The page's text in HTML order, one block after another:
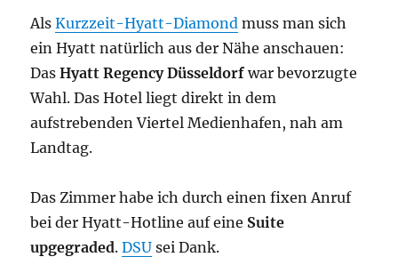
AlsKurzzeit-Hyatt-Diamond muss man sich
ein Hyatt natürlich aus der Nähe anschauen:
DasHyatt Regency Düsseldorf war bevorzugte
Wahl. Das Hotel liegt direkt in dem
aufstrebenden Viertel Medienhafen, nah am
Landtag.
Das Zimmer habe ich durch einen fixen Anruf
bei der Hyatt-Hotline auf eine Suite
upgegraded.DSU sei Dank.